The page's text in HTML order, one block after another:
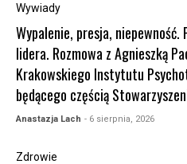
Wywiady
Wypalenie, presja,
lidera. Rozmowa z Agnieszką
Krakowskiego Instytutu
będącego częścią
Anastazja Lach - 6 sierpnia, 2026
Zdrowie